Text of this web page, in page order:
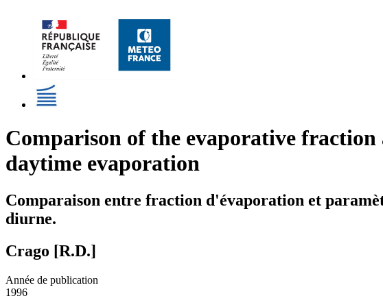
Comparison of the evaporative
daytime evaporation
Comparaison entre fraction d'évaporation et
diurne.
Crago [R.D.]
Année de publication
1996